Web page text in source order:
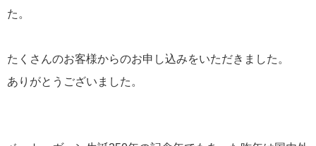
た。
たくさんのお客様からのお申し込みをいただきました。
ありがとうございました。
コンダクターのつぶやき
音楽・美術の旅 34